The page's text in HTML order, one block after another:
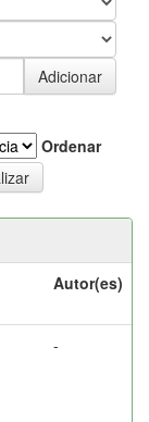
Ordenar
Autor(es)
-